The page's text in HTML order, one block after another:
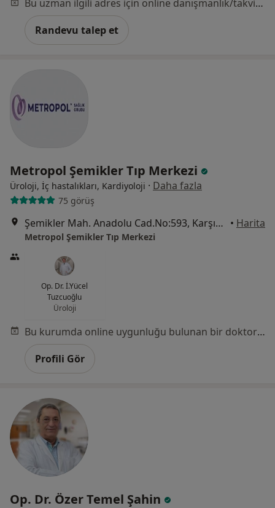
Bu uzman ilgili adres için online danışmanlık/takvim sunmuyor.
Randevu talep et
Metropol Şemikler Tıp Merkezi
Üroloji, İç hastalıkları, Kardiyoloji · Daha fazla
75 görüş
Şemikler Mah. Anadolu Cad.No:593, Karşıyaka • Harita
Metropol Şemikler Tıp Merkezi
Op. Dr. İ.Yücel
Tuzcuoğlu
Üroloji
Bu kurumda online uygunluğu bulunan bir doktor veya uzman bulunamadı
Profili Gör
Op. Dr. Özer Temel Şahin